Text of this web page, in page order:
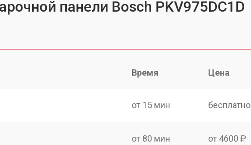
панели Bosch PKV975DC1D
Время Цена
от 15 мин бесплатно
от 80 мин от 4600 ₽